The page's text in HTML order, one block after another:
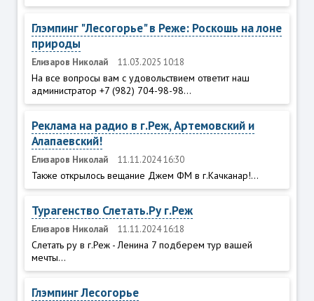
Глэмпинг "Лесогорье" в Реже: Роскошь на лоне
природы
Елизаров Николай 11.03.2025 10:18
На все вопросы вам с удовольствием ответит наш
администратор +7 (982) 704-98-98...
Реклама на радио в г.Реж, Артемовский и
Алапаевский!
Елизаров Николай 11.11.2024 16:30
Также открылось вещание Джем ФМ в г.Качканар!...
Турагенство Слетать.Ру г.Реж
Елизаров Николай 11.11.2024 16:18
Слетать ру в г.Реж - Ленина 7 подберем тур вашей
мечты...
Глэмпинг Лесогорье